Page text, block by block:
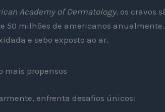
Academy of Dermatology, os cravos
50 milhões de americanos
e sebo exposto ao ar.
mais propensos
enfrenta desafios únicos: